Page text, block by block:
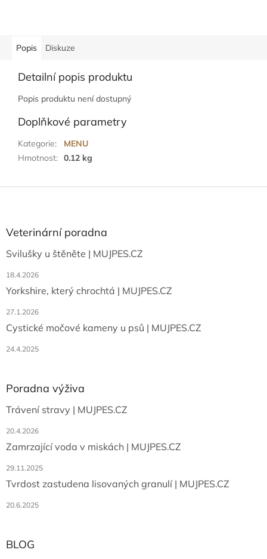
Popis Diskuze
Detailní popis produktu
Popis produktu není dostupný
Doplňkové parametry
Kategorie:
MENU
Hmotnost: 0.12 kg
aVeterinární poradna
Svilušky u štěněte | MUJPES.CZ
18.4.2026
Yorkshire, který chrochtá | MUJPES.CZ
27.1.2026
Cystické močové kameny u psů | MUJPES.CZ
24.4.2025
Poradna výživa
Trávení stravy | MUJPES.CZ
20.4.2026
Zamrzající voda v miskách | MUJPES.CZ
29.11.2025
Tvrdost zastudena lisovaných granulí | MUJPES.CZ
20.6.2025
BLOG